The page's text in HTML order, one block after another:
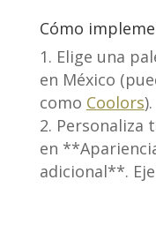
Cómo
Elige una
en México
como Coolors).
Personaliza
en
adicional**.